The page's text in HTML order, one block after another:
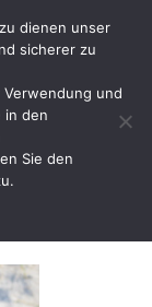
dienen unser
sicherer zu
und
in den
Sie den